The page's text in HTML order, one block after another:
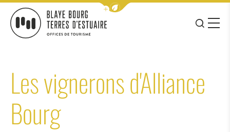
Afficher la barre de navigation
JE
MENU
Les vignerons d'Alliance
Bourg